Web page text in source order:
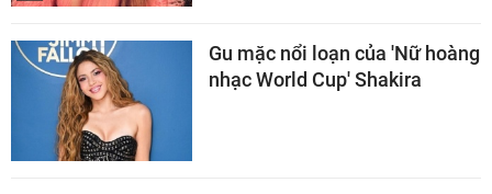
Gu mặc nổi loạn của 'Nữ hoàng
nhạc World Cup' Shakira